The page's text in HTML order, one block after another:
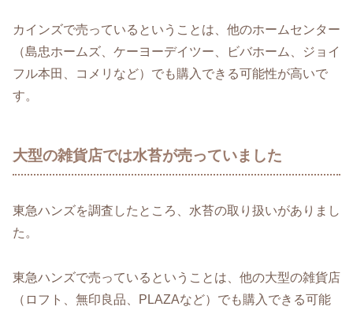
カインズで売っているということは、他のホームセンター
（島忠ホームズ、ケーヨーデイツー、ビバホーム、ジョイ
フル本田、コメリなど）でも購入できる可能性が高いで
す。
大型の雑貨店では水苔が売っていました
東急ハンズを調査したところ、水苔の取り扱いがありまし
た。
東急ハンズで売っているということは、他の大型の雑貨店
（ロフト、無印良品、PLAZAなど）でも購入できる可能